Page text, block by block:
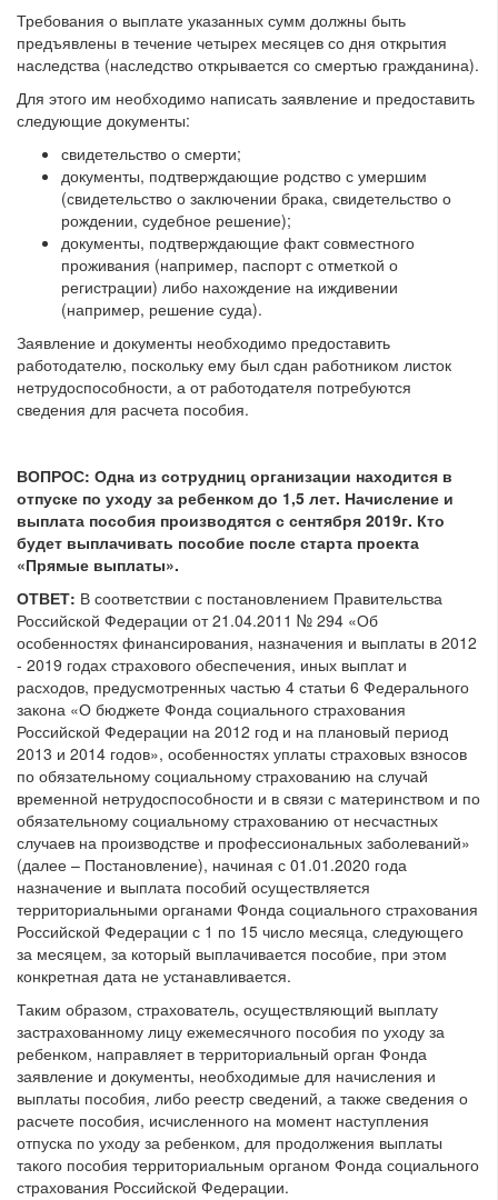
Требования о выплате указанных сумм должны быть
предъявлены в течение четырех месяцев со дня открытия
наследства (наследство открывается со смертью гражданина).
Для этого им необходимо написать заявление и предоставить
следующие документы:
свидетельство о смерти;
документы, подтверждающие родство с умершим
(свидетельство о заключении брака, свидетельство о
рождении, судебное решение);
документы, подтверждающие факт совместного
проживания (например, паспорт с отметкой о
регистрации) либо нахождение на иждивении
(например, решение суда).
Заявление и документы необходимо предоставить
работодателю, поскольку ему был сдан работником листок
нетрудоспособности, а от работодателя потребуются
сведения для расчета пособия.
ВОПРОС: Одна из сотрудниц организации находится в
отпуске по уходу за ребенком до 1,5 лет. Начисление и
выплата пособия производятся с сентября 2019г. Кто
будет выплачивать пособие после старта проекта
«Прямые выплаты».
ОТВЕТ: В соответствии с постановлением Правительства
Российской Федерации от 21.04.2011 № 294 «Об
особенностях финансирования, назначения и выплаты в 2012
- 2019 годах страхового обеспечения, иных выплат и
расходов, предусмотренных частью 4 статьи 6 Федерального
закона «О бюджете Фонда социального страхования
Российской Федерации на 2012 год и на плановый период
2013 и 2014 годов», особенностях уплаты страховых взносов
по обязательному социальному страхованию на случай
временной нетрудоспособности и в связи с материнством и по
обязательному социальному страхованию от несчастных
случаев на производстве и профессиональных заболеваний»
(далее – Постановление), начиная с 01.01.2020 года
назначение и выплата пособий осуществляется
территориальными органами Фонда социального страхования
Российской Федерации с 1 по 15 число месяца, следующего
за месяцем, за который выплачивается пособие, при этом
конкретная дата не устанавливается.
Таким образом, страхователь, осуществляющий выплату
застрахованному лицу ежемесячного пособия по уходу за
ребенком, направляет в территориальный орган Фонда
заявление и документы, необходимые для начисления и
выплаты пособия, либо реестр сведений, а также сведения о
расчете пособия, исчисленного на момент наступления
отпуска по уходу за ребенком, для продолжения выплаты
такого пособия территориальным органом Фонда социального
страхования Российской Федерации.